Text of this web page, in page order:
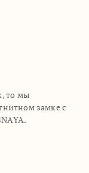
то мы
замке с